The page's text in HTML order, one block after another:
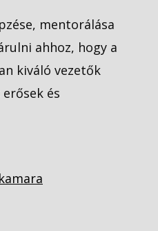
mentorálása
ahhoz, hogy a
kiváló vezetők
és